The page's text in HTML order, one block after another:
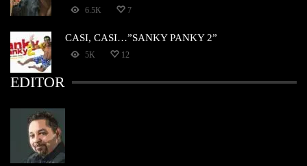
6.5K 7
CASI, CASI…”SANKY PANKY 2”
5K 12
EDITOR